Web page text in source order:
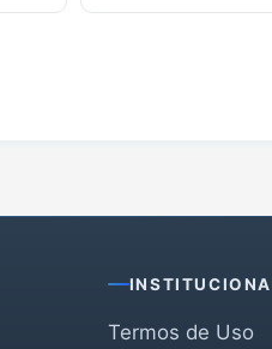
Termos de Uso